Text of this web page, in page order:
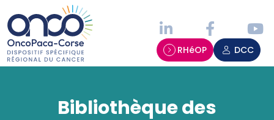
RHéOP DCC
Bibliothèque des
Panneau de gestion des cookies